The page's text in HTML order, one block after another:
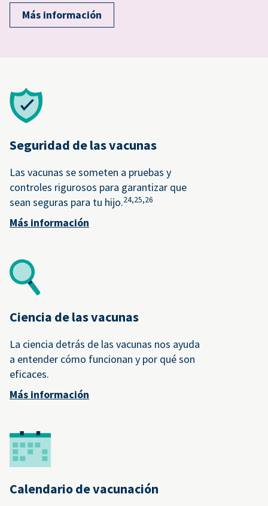
Más información
Seguridad de las vacunas
Las vacunas se someten a pruebas y
controles rigurosos para garantizar que
sean seguras para tu hijo.24,25,26
Más información
Ciencia de las vacunas
La ciencia detrás de las vacunas nos ayuda
a entender cómo funcionan y por qué son
eficaces.
Más información
Calendario de vacunación